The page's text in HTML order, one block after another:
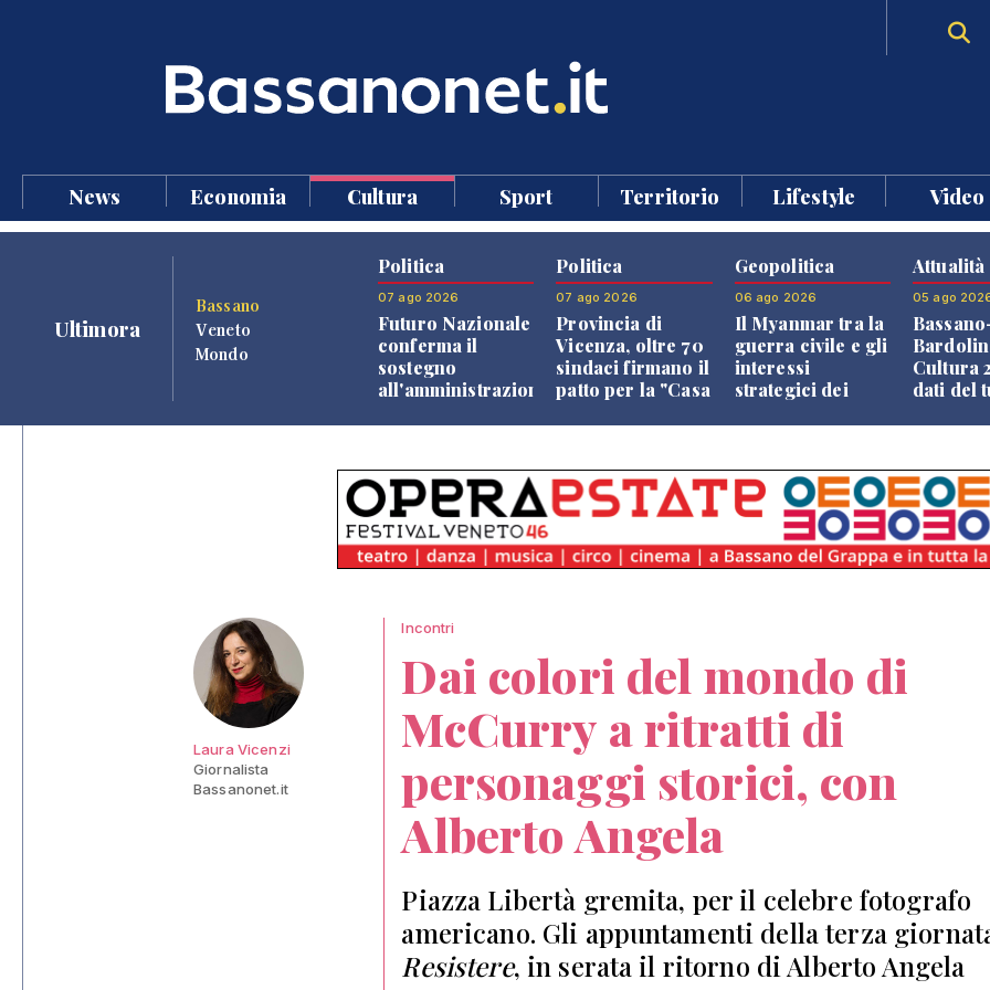
News Economia Cultura Sport Territorio Lifestyle Video
Ultimora
Bassano
Veneto
Mondo
Politica
07 ago 2026
Futuro Nazionale
conferma il
sostegno
all'amministrazione
Politica
07 ago 2026
Provincia di
Vicenza, oltre 70
sindaci firmano il
patto per la "Casa
Geopolitica
06 ago 2026
Il Myanmar tra la
guerra civile e gli
interessi
strategici dei
Attualità
05 ago
Cultura
dati del
Laura Vicenzi
Giornalista
Bassanonet.it
Incontri
Dai colori del mondo di
McCurry a ritratti di
personaggi storici, con
Alberto Angela
Piazza Libertà gremita, per il celebre fotografo
americano. Gli appuntamenti della terza
Resistere, in serata il ritorno di Alberto Angela